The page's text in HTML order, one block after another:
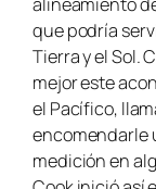
que podría
Tierra y el Sol.
mejor este
el Pacífico,
encomendarle
medición en